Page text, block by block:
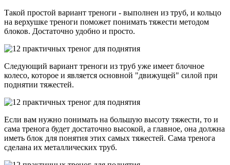
Такой простой вариант треноги - выполнен из труб, и кольцо
на верхушке треноги поможет понимать тяжести методом
блоков. Достаточно удобно и просто.
Следующий вариант треноги из труб уже имеет блочное
колесо, которое и является основной "движущей" силой при
поднятии тяжестей.
Если вам нужно понимать на большую высоту тяжести, то и
сама тренога будет достаточно высокой, а главное, она должна
иметь блок для понятия этих самых тяжестей. Сама тренога
сделана их металлических труб.